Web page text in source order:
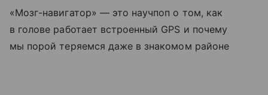
«Мозг-навигатор» — это научпоп о том, как
в голове работает встроенный GPS и почему
мы порой теряемся даже в знакомом районе